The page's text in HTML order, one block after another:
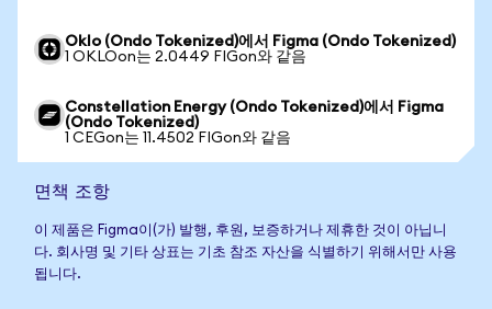
Oklo (Ondo Tokenized)에서 Figma (Ondo Tokenized)
1 OKLOon는 2.0449 FIGon와 같음
Constellation Energy (Ondo Tokenized)에서 Figma
(Ondo Tokenized)
1 CEGon는 11.4502 FIGon와 같음
면책 조항
이 제품은 Figma이(가) 발행, 후원, 보증하거나 제휴한 것이 아닙니
다. 회사명 및 기타 상표는 기초 참조 자산을 식별하기 위해서만 사용
됩니다.